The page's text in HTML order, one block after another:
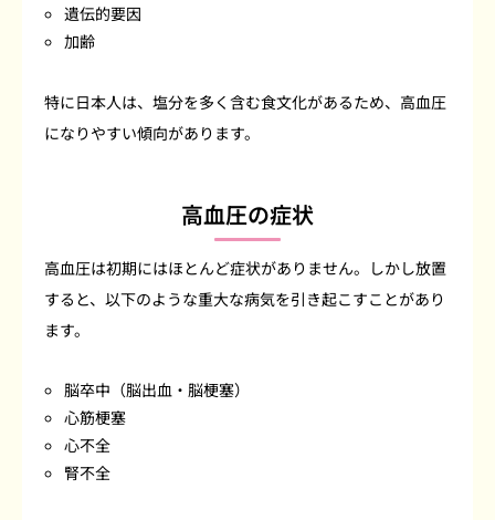
遺伝的要因
加齢
特に日本人は、塩分を多く含む食文化があるため、高血圧
になりやすい傾向があります。
高血圧の症状
高血圧は初期にはほとんど症状がありません。しかし放置
すると、以下のような重大な病気を引き起こすことがあり
ます。
脳卒中（脳出血・脳梗塞）
心筋梗塞
心不全
腎不全